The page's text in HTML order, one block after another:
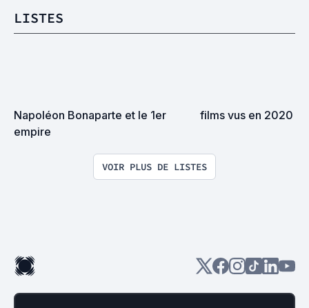
LISTES
Napoléon Bonaparte et le 1er
empire
films vus en 2020
VOIR PLUS DE LISTES